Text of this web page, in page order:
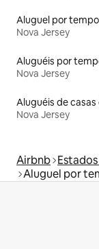
Nova Jersey
Nova Jersey
Aluguéis de
Nova Jersey
Airbnb
Aluguel por